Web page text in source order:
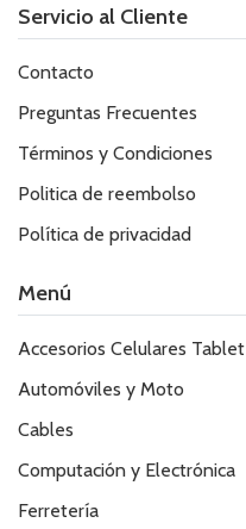
Servicio al Cliente
Contacto
Preguntas Frecuentes
Términos y Condiciones
Politica de reembolso
Política de privacidad
Menú
Accesorios Celulares Tablet
Automóviles y Moto
Cables
Computación y Electrónica
Ferretería